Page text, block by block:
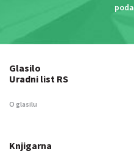
Glasilo
Uradni list RS
O glasilu
Knjigarna